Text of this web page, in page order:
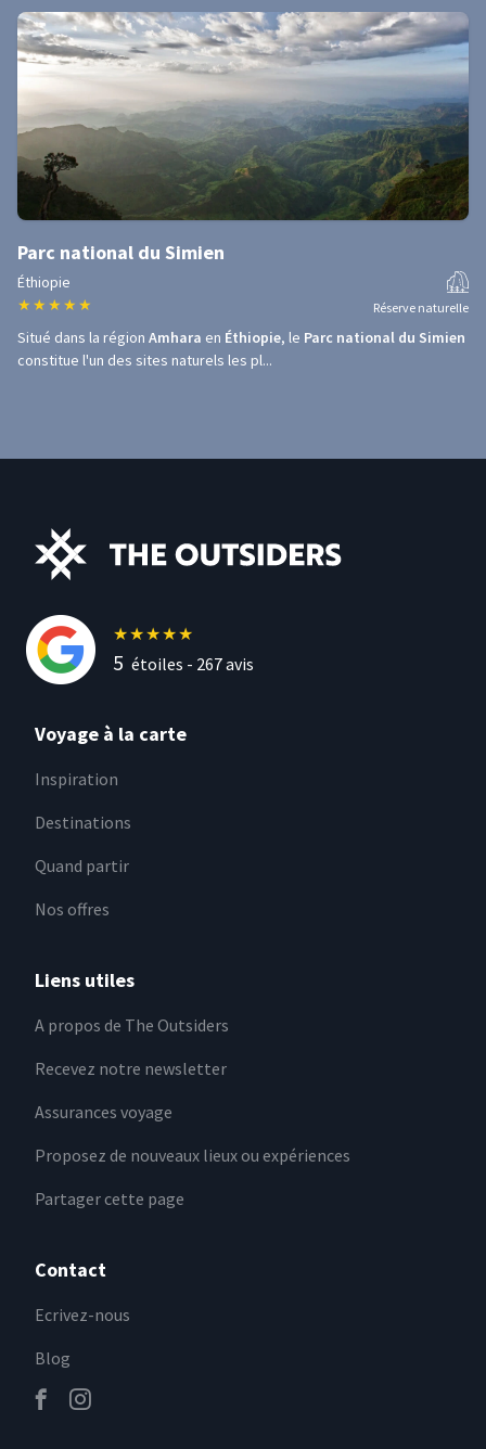
Parc national du Simien
Éthiopie
★ ★ ★ ★ ★ Réserve naturelle
Situé dans la région Amhara en Éthiopie, le Parc national du Simien
constitue l'un des sites naturels les pl...
★★★★★
5 étoiles - 267avis
Voyage à la carte
Inspiration
Destinations
Quand partir
Nos offres
Liens utiles
A propos de The Outsiders
Recevez notre newsletter
Assurances voyage
Proposez de nouveaux lieux ou expériences
Partager cette page
Contact
Ecrivez-nous
Blog